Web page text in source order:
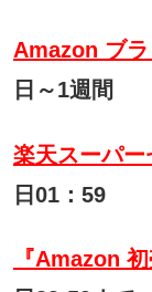
Amazon ブ
日～1週間
楽天スーパー
日01：59
『Amazon 初